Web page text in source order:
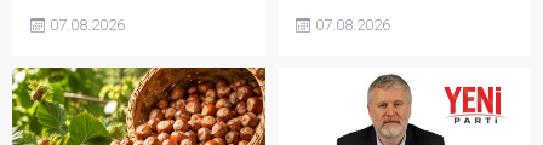
karşısında yetersiz kaldığını
emeğinin korunmasını
istedi. Karaibrahim,
sürdürülebilir üretim için
07.08.2026
Açıklanan rakamın üreticinin
karşılamadığını belirten
Gezmiş, “Üreticiyi yok
sayanı, günü geldiğinde
07.08.2026